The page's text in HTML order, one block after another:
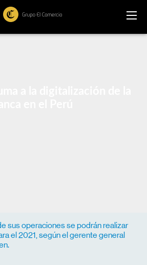
sus operaciones se podrán realizar
el 2021, según el gerente general